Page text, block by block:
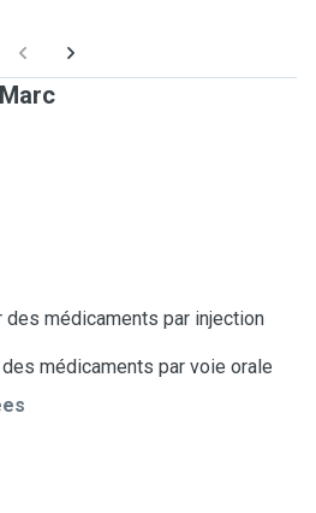
médicaments par injection
médicaments par voie orale